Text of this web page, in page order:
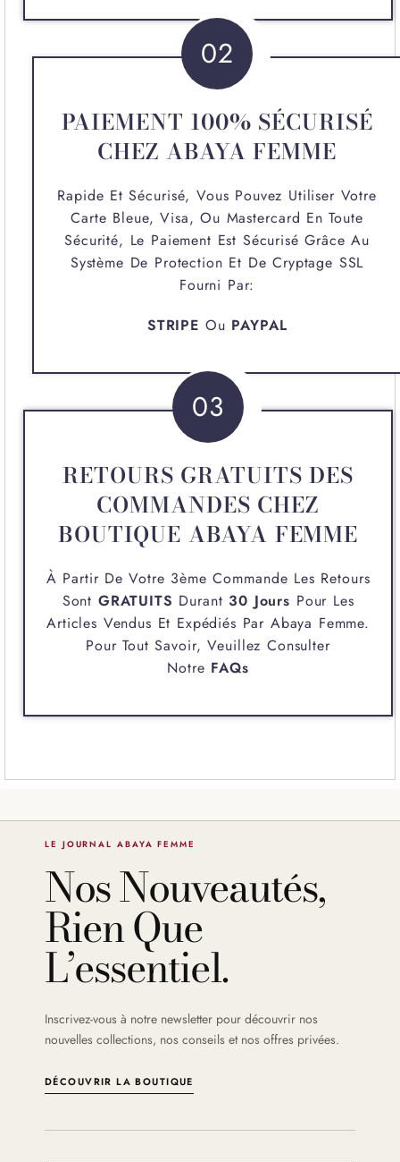
02
PAIEMENT 100% SÉCURISÉ
CHEZ ABAYA FEMME
Rapide Et Sécurisé, Vous Pouvez Utiliser Votre
Carte Bleue, Visa, Ou Mastercard En Toute
Sécurité, Le Paiement Est Sécurisé Grâce Au
Système De Protection Et De Cryptage SSL
Fourni Par:
STRIPE Ou PAYPAL
03
RETOURS GRATUITS DES
COMMANDES CHEZ
BOUTIQUE ABAYA FEMME
À Partir De Votre 3ème Commande Les Retours
Sont GRATUITS Durant 30 Jours Pour Les
Articles Vendus Et Expédiés Par Abaya Femme.
Pour Tout Savoir, Veuillez Consulter
Notre FAQs
LE JOURNAL ABAYA FEMME
Nos Nouveautés,
Rien Que
L’essentiel.
Inscrivez-vous à notre newsletter pour découvrir nos
nouvelles collections, nos conseils et nos offres privées.
DÉCOUVRIR LA BOUTIQUE